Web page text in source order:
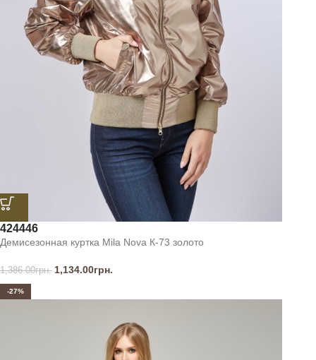
424446
Демисезонная куртка Mila Nova К-73 золото
1,386.00грн. 1,134.00грн.
-27%